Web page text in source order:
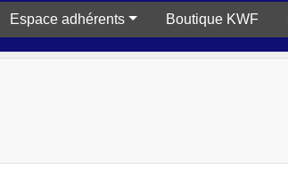
Espace adhérents Boutique KWF